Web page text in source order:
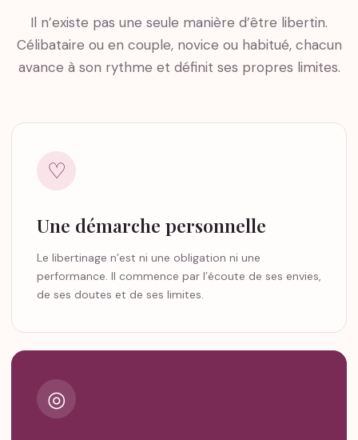
Il n’existe pas une seule manière d’être libertin.
Célibataire ou en couple, novice ou habitué, chacun
avance à son rythme et définit ses propres limites.
♡
Une démarche personnelle
Le libertinage n’est ni une obligation ni une
performance. Il commence par l’écoute de ses envies,
de ses doutes et de ses limites.
◎